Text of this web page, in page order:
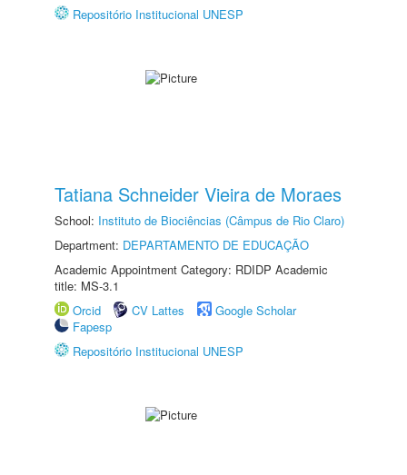
Repositório Institucional UNESP
Tatiana Schneider Vieira de Moraes
School: Instituto de Biociências (Câmpus de Rio Claro)
Department: DEPARTAMENTO DE EDUCAÇÃO
Academic Appointment Category: RDIDP Academic
title: MS-3.1
Orcid
CV Lattes
Google Scholar
Fapesp
Repositório Institucional UNESP